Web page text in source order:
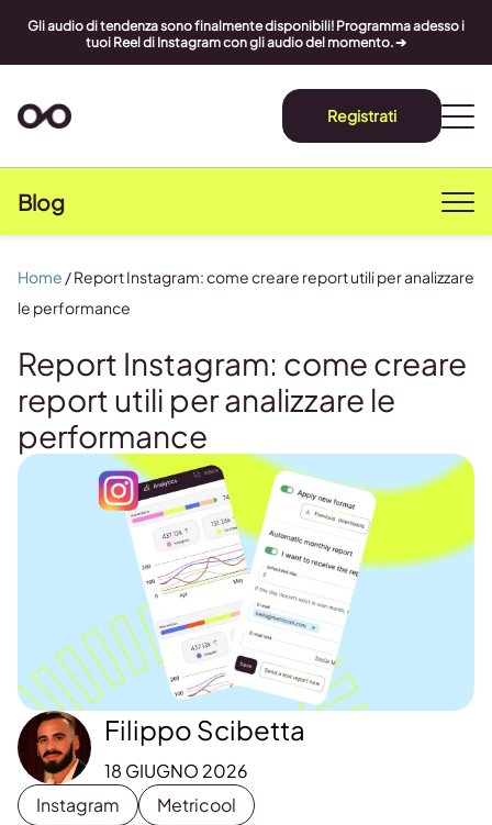
Gli audio di tendenza sono finalmente disponibili! Programma adesso i
tuoi Reel di Instagram con gli audio del momento. ➔
Registrati
Blog
Report Instagram: come creare
report utili per analizzare le
performance
Filippo Scibetta
18 GIUGNO 2026
Instagram
Metricool
Home /Report Instagram: come creare report utili per analizzare
le performance